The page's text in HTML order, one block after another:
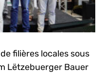
filières locales sous
Lëtzebuerger Bauer